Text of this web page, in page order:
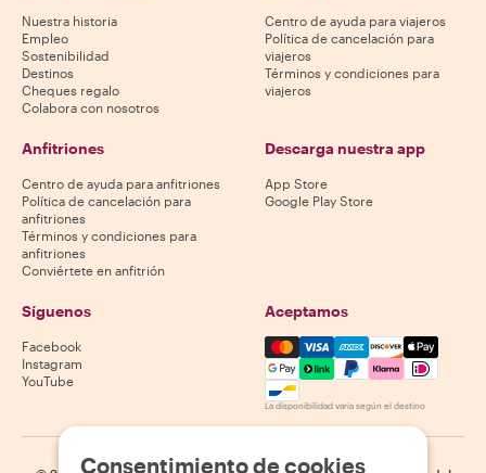
Nuestra historia
Empleo
Sostenibilidad
Destinos
Cheques regalo
Colabora con nosotros
Centro de ayuda para viajeros
Política de cancelación para
viajeros
Términos y condiciones para
viajeros
Anfitriones
Centro de ayuda para anfitriones
Política de cancelación para
anfitriones
Términos y condiciones para
anfitriones
Conviértete en anfitrión
Descarga nuestra app
App Store
Google Play Store
Síguenos
Facebook
Instagram
YouTube
Aceptamos
Mastercard, Visa, Amex,
La disponibilidad varía según el destino
Consentimiento de cookies